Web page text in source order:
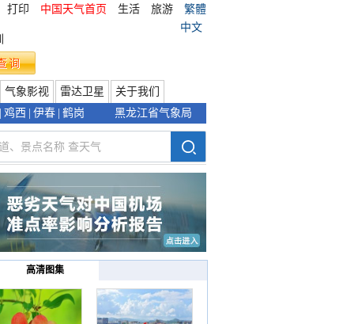
打印 中国天气首页 生活 旅游
繁體
中文
气象影视 雷达卫星
关于我们
鸡西 伊春 鹤岗 黑龙江省气象局
高清图集